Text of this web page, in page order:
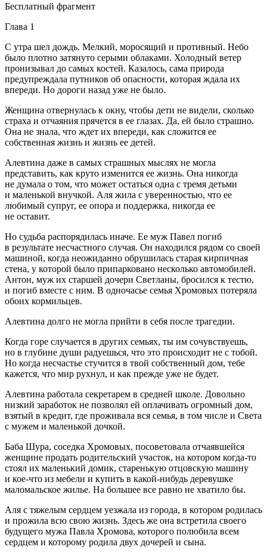
Бесплатный фрагмент
Глава 1
С утра шел дождь. Мелкий, моросящий и противный. Небо
было плотно затянуто серыми облаками. Холодный ветер
пронизывал до самых костей. Казалось, сама природа
предупреждала путников об опасности, которая ждала их
впереди. Но дороги назад уже не было.
Женщина отвернулась к окну, чтобы дети не видели, сколько
страха и отчаяния прячется в ее глазах. Да, ей было страшно.
Она не знала, что ждет их впереди, как сложится ее
собственная жизнь и жизнь ее детей.
Алевтина даже в самых страшных мыслях не могла
представить, как круто изменится ее жизнь. Она никогда
не думала о том, что может остаться одна с тремя детьми
и маленькой внучкой. Аля жила с уверенностью, что ее
любимый супруг, ее опора и поддержка, никогда ее
не оставит.
Но судьба распорядилась иначе. Ее муж Павел погиб
в результате несчастного случая. Он находился рядом со своей
машиной, когда неожиданно обрушилась старая кирпичная
стена, у которой было припарковано несколько автомобилей.
Антон, муж их старшей дочери Светланы, бросился к тестю,
и погиб вместе с ним. В одночасье семья Хромовых потеряла
обоих кормильцев.
Алевтина долго не могла прийти в себя после трагедии.
Когда горе случается в других семьях, ты им сочувствуешь,
но в глубине души радуешься, что это происходит не с тобой.
Но когда несчастье стучится в твой собственный дом, тебе
кажется, что мир рухнул, и как прежде уже не будет.
Алевтина работала секретарем в средней школе. Довольно
низкий заработок не позволял ей оплачивать огромный дом,
взятый в кредит, где проживала вся семья, в том числе и Света
с мужем и маленькой дочкой.
Баба Шура, соседка Хромовых, посоветовала отчаявшейся
женщине продать родительский участок, на котором когда-то
стоял их маленький домик, старенькую отцовскую машину
и кое-что из мебели и купить в какой-нибудь деревушке
маломальское жилье. На большее все равно не хватило бы.
Аля с тяжелым сердцем уезжала из города, в котором родилась
и прожила всю свою жизнь. Здесь же она встретила своего
будущего мужа Павла Хромова, которого полюбила всем
сердцем и которому родила двух дочерей и сына.